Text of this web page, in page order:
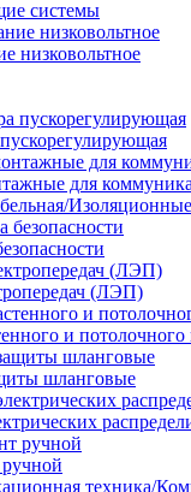
системы
низковольтное
для
(ЛЭП)
и потолочного
шланговые